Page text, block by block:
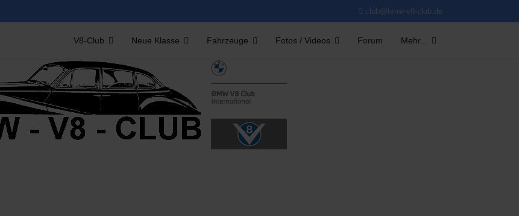
club@bmw-v8-club.de
V8-Club Neue Klasse Fahrzeuge Fotos / Videos Forum Mehr...